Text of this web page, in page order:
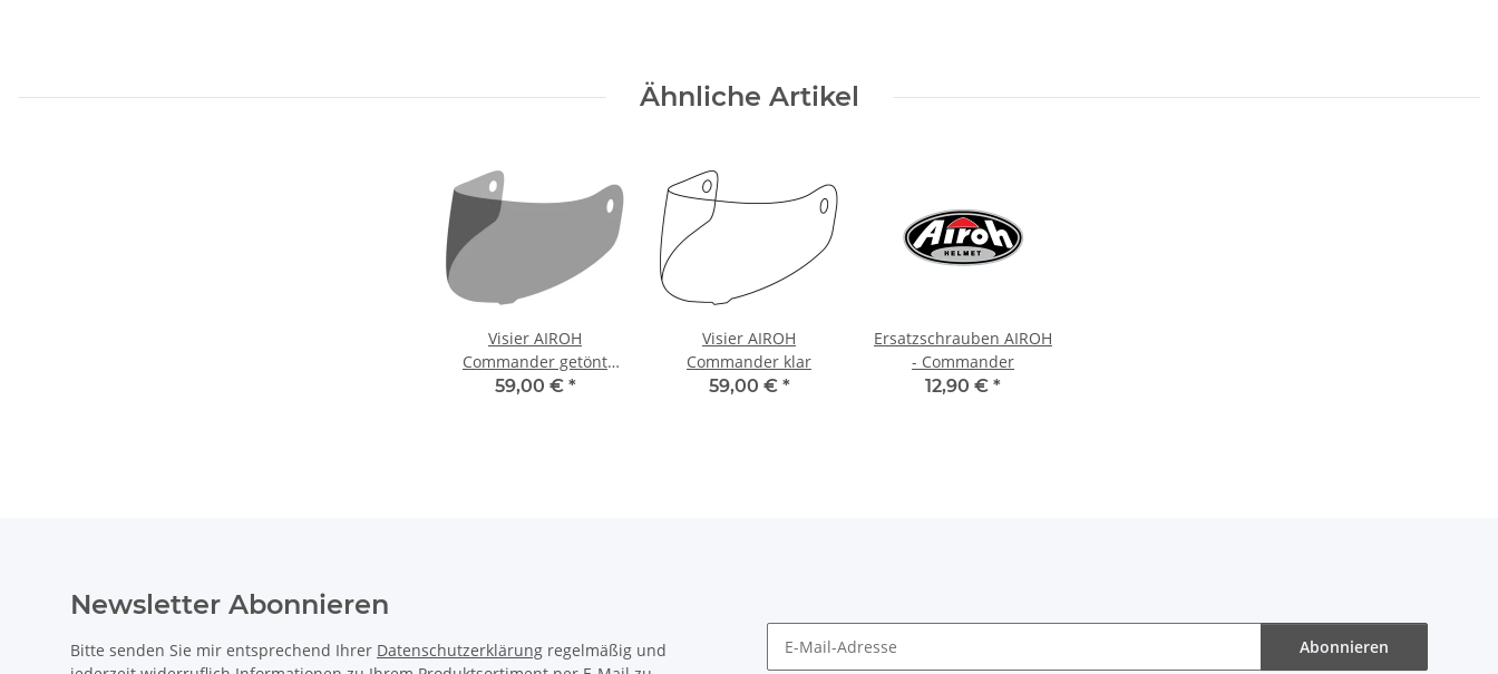
Ähnliche Artikel
Visier AIROH
Commander getönt
medium
59,00 € *
Visier AIROH
Commander klar
59,00 € *
Ersatzschrauben AIROH
- Commander
12,90 € *
Newsletter Abonnieren
Bitte senden Sie mir entsprechend Ihrer Datenschutzerklärung regelmäßig und
Abonnieren